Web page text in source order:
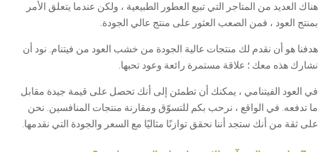
هناك العديد من المتاجر التي تبيع العطور الطبيعية ، ولكن عندما يتعلق الأمر
بمنتج العود ، فمن الصعب العثور على منتج عالي الجودة.
هدفنا هو أن نقدم لك منتجات عالية الجودة من خشب العود من فيتنام. نود أن
نشارك هذه معك ؛ علاقة مستمرة رائعة وعود تحبها.
في العود الفيتنامي ، يمكنك أن تطمئن إلى أنك تحصل على قيمة جيدة مقابل
ما تدفعه. في الواقع ، نرحب بكم للتسوّق ومقارنة منتجات المنافسين. نحن
على ثقة من أنك ستجد أننا نحقق توازنًا مثاليًا مع السعر والجودة التي نقدمها.